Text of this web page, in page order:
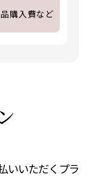
購入費など
いいただくプラ